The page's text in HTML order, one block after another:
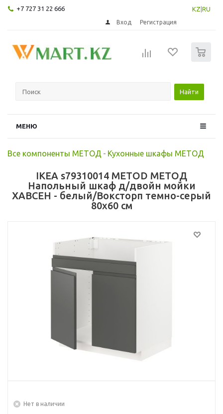
+7 727 31 22 666 KZ RU
Вход Регистрация
Найти
МЕНЮ
Все компоненты МЕТОД - Кухонные шкафы МЕТОД
IKEA s79310014 METOD МЕТОД
Напольный шкаф д/двойн мойки
ХАВСЕН - белый/Воксторп темно-серый
80x60 см
Нет в наличии